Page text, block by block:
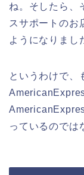
ね。そしたら、
スサポートのお
ようになりまし
というわけで、
っているのでは